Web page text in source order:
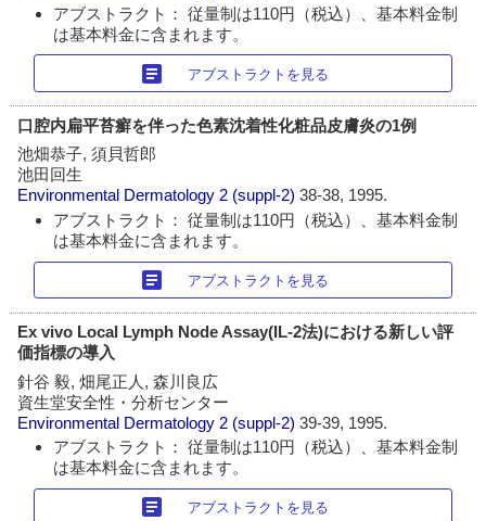
アブストラクト： 従量制は110円（税込）、基本料金制
は基本料金に含まれます。
article アブストラクトを見る
口腔内扁平苔癬を伴った色素沈着性化粧品皮膚炎の1例
池畑恭子, 須貝哲郎
池田回生
Environmental Dermatology 2 (suppl-2)38-38, 1995.
アブストラクト： 従量制は110円（税込）、基本料金制
は基本料金に含まれます。
article アブストラクトを見る
Ex vivo Local Lymph Node Assay(IL-2法)における新しい評
価指標の導入
針谷 毅, 畑尾正人, 森川良広
資生堂安全性・分析センター
Environmental Dermatology 2 (suppl-2)39-39, 1995.
アブストラクト： 従量制は110円（税込）、基本料金制
は基本料金に含まれます。
article アブストラクトを見る